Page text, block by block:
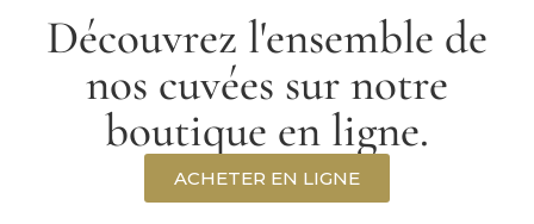
Découvrez l'ensemble de
nos cuvées sur notre
boutique en ligne.
ACHETER EN LIGNE